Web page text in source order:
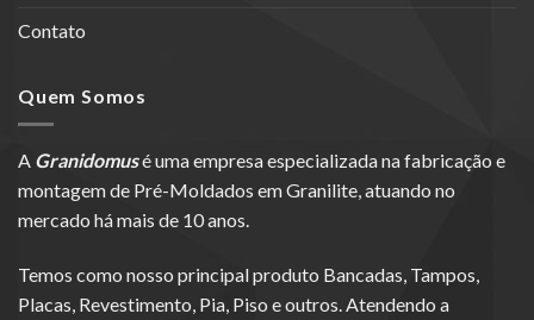
Contato
Quem Somos
A Granidomusé uma empresa especializada na fabricação e
montagem de Pré-Moldados em Granilite, atuando no
mercado há mais de 10 anos.
Temos como nosso principal produto Bancadas, Tampos,
Placas, Revestimento, Pia, Piso e outros. Atendendo a